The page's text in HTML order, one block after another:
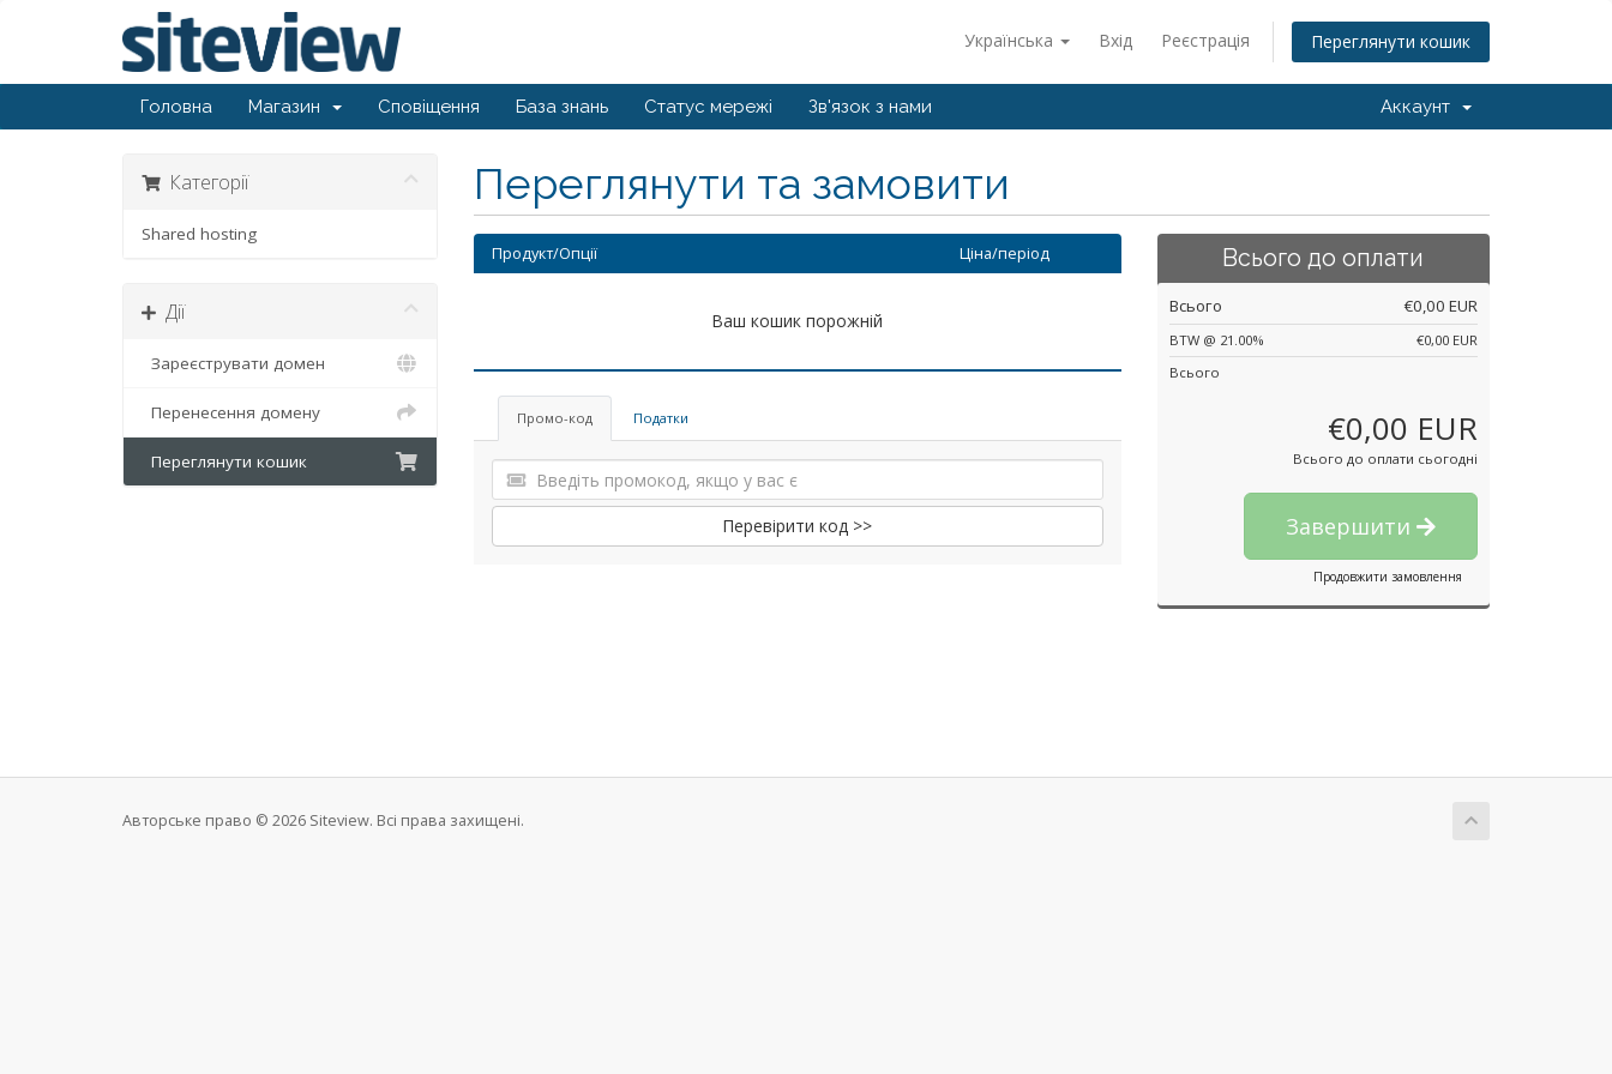
Українська Вхід Реєстрація Переглянути кошик
Головна Магазин Сповіщення База знань Статус мережі Зв'язок з нами Аккаунт
Категорії
Shared hosting
Дії
Зареєструвати домен
Перенесення домену
Переглянути кошик
Переглянути та замовити
Продукт/Опції Ціна/період
Ваш кошик порожній
Промо-код Податки
Перевірити код >>
Всього до оплати
Всього €0,00 EUR
BTW @ 21.00%
€0,00 EUR
Всього
€0,00 EUR
Всього до оплати сьогодні
Завершити
Продовжити замовлення
Авторське право © 2026 Siteview. Всі права захищені.